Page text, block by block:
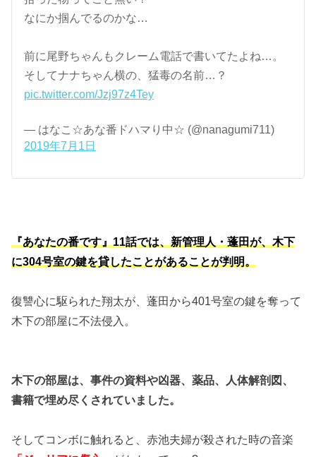
なにか掴んでるのかな…
前に尾野ちゃんもクレーム電話で書いてたよね…。
そしてナナちゃん横の、猛毒の名前…？
pic.twitter.com/Jzj97z4Tey
— はなこ☆あな番ドハマり中☆ (@nanagumi711)
2019年7月1日
『あなたの番です』11話では、新管理人・蓬田が、木下
に304号室の鍵を貸したことがあることが判明。
復讐心に駆られた翔太が、蓬田から401号室の鍵を奪って
木下の部屋に不法侵入。
木下の部屋は、事件の資料や凶器、薬品、人体解剖図、
書籍で埋め尽くされていました。
そしてコンボに触れると、赤池夫婦が殺された時の音楽